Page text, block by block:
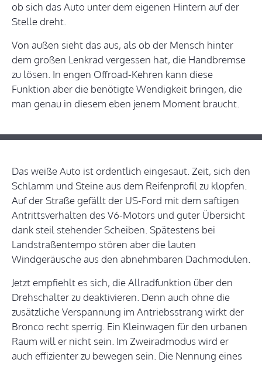
ob sich das Auto unter dem eigenen Hintern auf der
Stelle dreht.
Von außen sieht das aus, als ob der Mensch hinter
dem großen Lenkrad vergessen hat, die Handbremse
zu lösen. In engen Offroad-Kehren kann diese
Funktion aber die benötigte Wendigkeit bringen, die
man genau in diesem eben jenem Moment braucht.
Das weiße Auto ist ordentlich eingesaut. Zeit, sich den
Schlamm und Steine aus dem Reifenprofil zu klopfen.
Auf der Straße gefällt der US-Ford mit dem saftigen
Antrittsverhalten des V6-Motors und guter Übersicht
dank steil stehender Scheiben. Spätestens bei
Landstraßentempo stören aber die lauten
Windgeräusche aus den abnehmbaren Dachmodulen.
Jetzt empfiehlt es sich, die Allradfunktion über den
Drehschalter zu deaktivieren. Denn auch ohne die
zusätzliche Verspannung im Antriebsstrang wirkt der
Bronco recht sperrig. Ein Kleinwagen für den urbanen
Raum will er nicht sein. Im Zweiradmodus wird er
auch effizienter zu bewegen sein. Die Nennung eines